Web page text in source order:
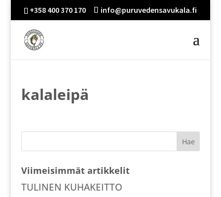
+358 400 370 170 info@puruvedensavukala.fi
kalaleipä
Viimeisimmät artikkelit
TULINEN KUHAKEITTO